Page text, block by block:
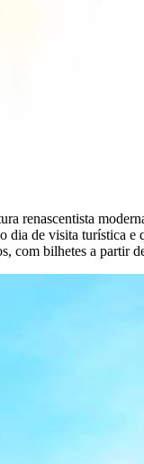
renascentista
dia de visita turística
bilhetes a partir de